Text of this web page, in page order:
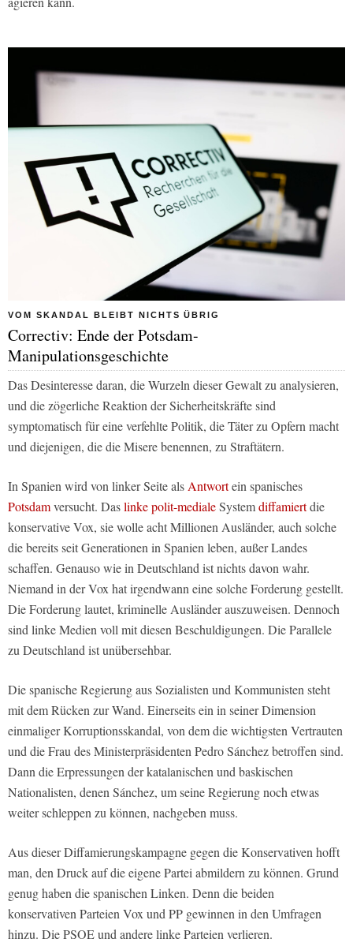
VOM SKANDAL BLEIBT NICHTS ÜBRIG
Correctiv: Ende der Potsdam-
Manipulationsgeschichte
Das Desinteresse daran, die Wurzeln dieser Gewalt zu analysieren,
und die zögerliche Reaktion der Sicherheitskräfte sind
symptomatisch für eine verfehlte Politik, die Täter zu Opfern macht
und diejenigen, die die Misere benennen, zu Straftätern.
In Spanien wird von linker Seite alsAntwortein spanisches
Potsdamversucht. Daslinke polit-medialeSystemdiffamiertdie
konservative Vox, sie wolle acht Millionen Ausländer, auch solche
die bereits seit Generationen in Spanien leben, außer Landes
schaffen. Genauso wie in Deutschland ist nichts davon wahr.
Niemand in der Vox hat irgendwann eine solche Forderung gestellt.
Die Forderung lautet, kriminelle Ausländer auszuweisen. Dennoch
sind linke Medien voll mit diesen Beschuldigungen. Die Parallele
zu Deutschland ist unübersehbar.
Die spanische Regierung aus Sozialisten und Kommunisten steht
mit dem Rücken zur Wand. Einerseits ein in seiner Dimension
einmaliger Korruptionsskandal, von dem die wichtigsten Vertrauten
und die Frau des Ministerpräsidenten Pedro Sánchez betroffen sind.
Dann die Erpressungen der katalanischen und baskischen
Nationalisten, denen Sánchez, um seine Regierung noch etwas
weiter schleppen zu können, nachgeben muss.
Aus dieser Diffamierungskampagne gegen die Konservativen hofft
man, den Druck auf die eigene Partei abmildern zu können. Grund
genug haben die spanischen Linken. Denn die beiden
konservativen Parteien Vox und PP gewinnen in den Umfragen
hinzu. Die PSOE und andere linke Parteien verlieren.